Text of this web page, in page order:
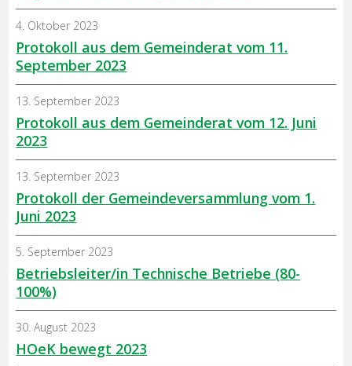
Protokoll aus dem Gemeinderat vom 11.
September 2023
4. Oktober 2023
Protokoll aus dem Gemeinderat vom 12. Juni
2023
13. September 2023
Protokoll der Gemeindeversammlung vom 1.
Juni 2023
13. September 2023
Betriebsleiter/in Technische Betriebe (80-
100%)
5. September 2023
HOeK bewegt 2023
30. August 2023